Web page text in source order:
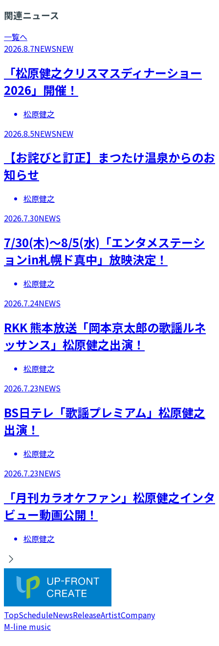
関連ニュース
一覧へ
2026.8.7NEWSNEW
「松原健之クリスマスディナーショー
2026」開催！
松原健之
2026.8.5NEWSNEW
【お詫びと訂正】まつたけ温泉からのお
知らせ
松原健之
2026.7.30NEWS
7/30(木)～8/5(水)「エンタメステーシ
ョンin札幌ド真中」放映決定！
松原健之
2026.7.24NEWS
RKK 熊本放送「岡本京太郎の歌謡ルネ
ッサンス」松原健之出演！
松原健之
2026.7.23NEWS
BS日テレ「歌謡プレミアム」松原健之
出演！
松原健之
2026.7.23NEWS
「月刊カラオケファン」松原健之インタ
ビュー動画公開！
松原健之
TopScheduleNewsReleaseArtistCompany
M-line music